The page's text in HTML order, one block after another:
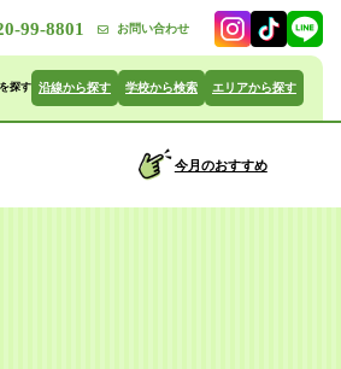
99-8801 お問い合わせ
沿線から探す 学校から検索 エリアから探す
今月のおすすめ